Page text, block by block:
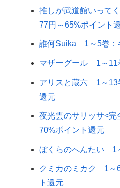
推しが武道館いって
77円～65%ポイント
誰何Suika 1～5巻：
マザーグール 1～11
アリスと蔵六 1～13
還元
夜光雲のサリッサ<
70%ポイント還元
ぼくらのへんたい 1
クミカのミカク 1～
ト還元